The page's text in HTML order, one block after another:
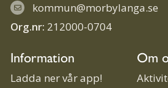
kommun@morbylanga.se
Org.nr: 212000-0704
Information
Ladda ner vår app!
Om